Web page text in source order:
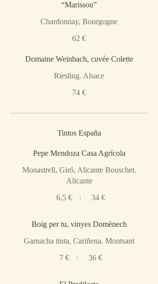
“Marissou”
Chardonnay, Bourgogne
62 €
Domaine Weinbach, cuvée Colette
Riesling. Alsace
74 €
Tintos España
Pepe Mendoza Casa Agrícola
Monastrell, Giró, Alicante Bouschet.
Alicante
6,5 €
34 €
Boig per tu, vinyes Domènech
Garnacha tinta, Cariñena. Montsant
7 €
36 €